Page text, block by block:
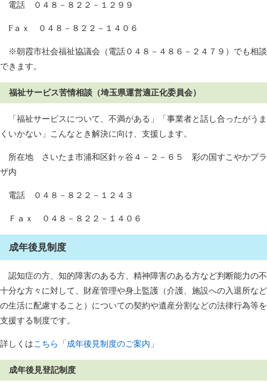
電話 ０４８－８２２－１２９９
Fａｘ ０４８－８２２－１４０６
※朝霞市社会福祉協議会（電話０４８－４８６－２４７９）でも相談
できます。
福祉サービス苦情相談（埼玉県運営適正化委員会）
「福祉サービスについて、不満がある」「事業者と話し合ったがうま
くいかない」こんなとき解決に向け、支援します。
所在地 さいたま市浦和区針ヶ谷４－２－６５ 彩の国すこやかプラ
ザ内
電話 ０４８－８２２－１２４３
Ｆａｘ ０４８－８２２－１４０６
成年後見制度
認知症の方、知的障害のある方、精神障害のある方など判断能力の不
十分な方々に対して、財産管理や身上監護（介護、施設への入退所など
の生活に配慮すること）についての契約や遺産分割などの法律行為等を
支援する制度です。
詳しくはこちら「成年後見制度のご案内」
成年後見登記制度